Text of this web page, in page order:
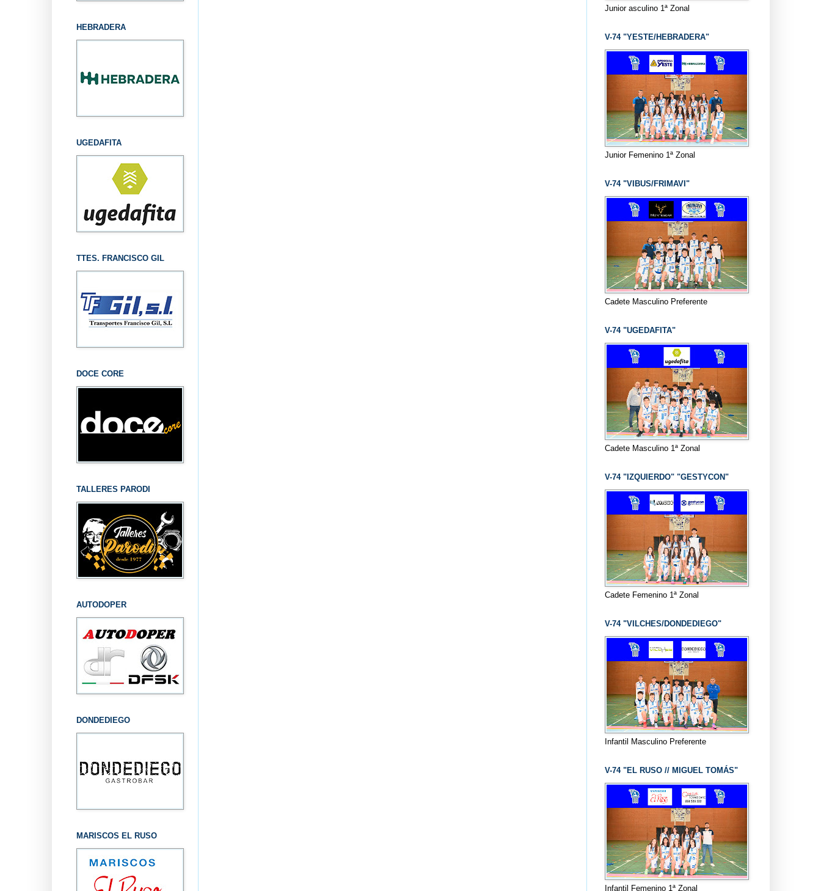
HEBRADERA
UGEDAFITA
TTES. FRANCISCO GIL
DOCE CORE
TALLERES PARODI
AUTODOPER
DONDEDIEGO
MARISCOS EL RUSO
Junior asculino 1ª Zonal
V-74 "YESTE/HEBRADERA"
Junior Femenino 1ª Zonal
V-74 "VIBUS/FRIMAVI"
Cadete Masculino Preferente
V-74 "UGEDAFITA"
Cadete Masculino 1ª Zonal
V-74 "IZQUIERDO" "GESTYCON"
Cadete Femenino 1ª Zonal
V-74 "VILCHES/DONDEDIEGO"
Infantil Masculino Preferente
V-74 "EL RUSO // MIGUEL TOMÁS"
Infantil Femenino 1ª Zonal